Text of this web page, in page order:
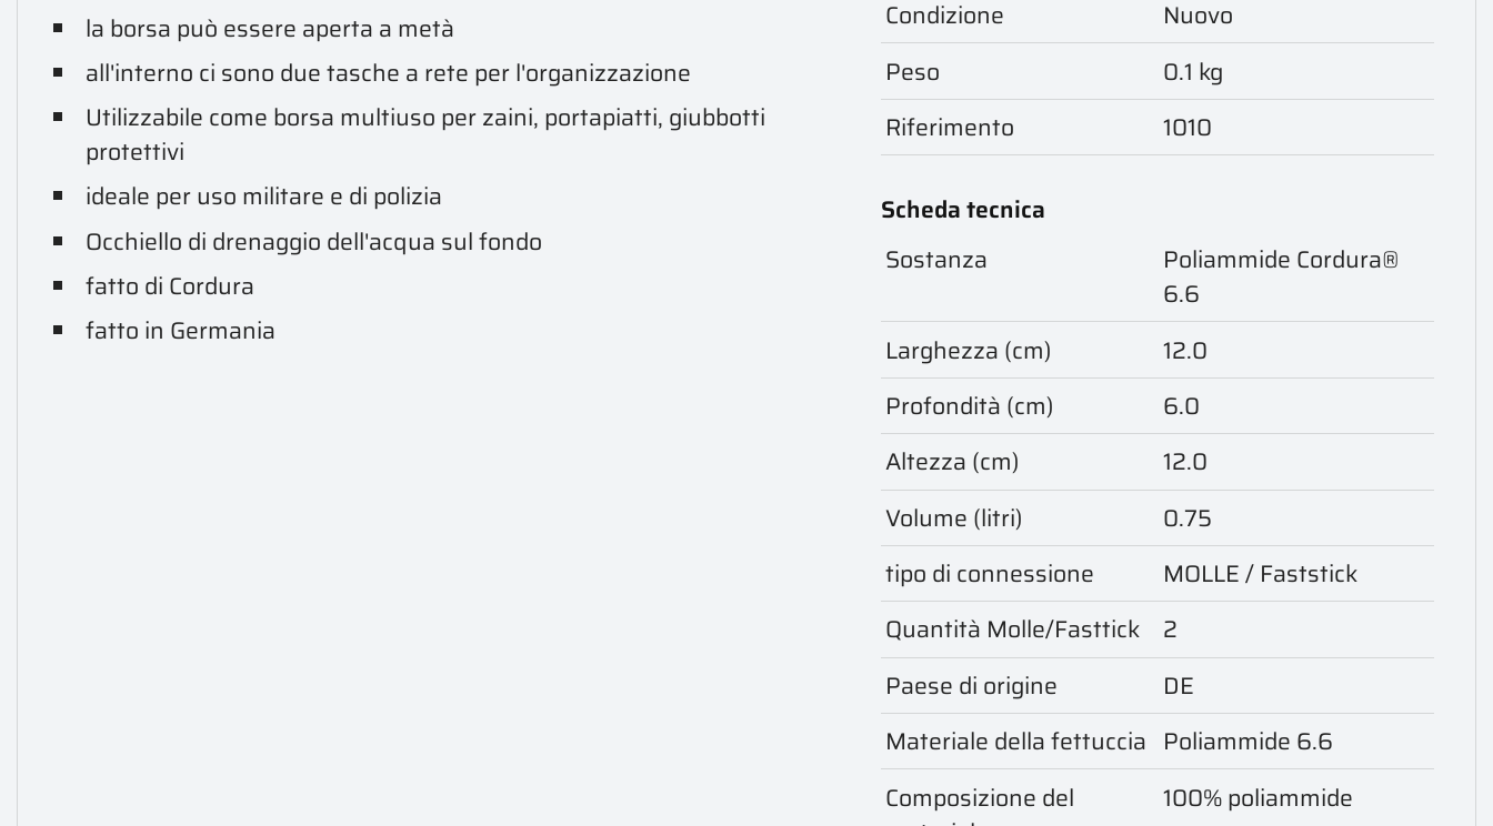
la borsa può essere aperta a metà
all'interno ci sono due tasche a rete per l'organizzazione
Utilizzabile come borsa multiuso per zaini, portapiatti, giubbotti
protettivi
ideale per uso militare e di polizia
Occhiello di drenaggio dell'acqua sul fondo
fatto di Cordura
fatto in Germania
Condizione
Nuovo
Peso
0.1 kg
Riferimento
1010
Scheda tecnica
Sostanza
Poliammide Cordura®
6.6
Larghezza (cm)
12.0
Profondità (cm)
6.0
Altezza (cm)
12.0
Volume (litri)
0.75
tipo di connessione
MOLLE / Faststick
Quantità Molle/Fasttick
2
Paese di origine
DE
Materiale della fettuccia Poliammide 6.6
Composizione del
100% poliammide